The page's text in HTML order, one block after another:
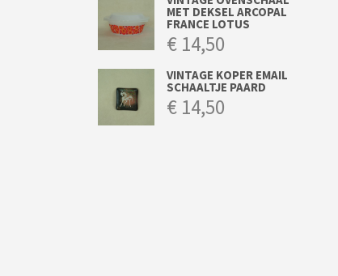
MET DEKSEL ARCOPAL
FRANCE LOTUS
€ 14,50
VINTAGE KOPER EMAIL
SCHAALTJE PAARD
€ 14,50